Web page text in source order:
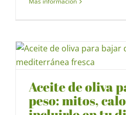
Aceite de oliva
peso: mitos,